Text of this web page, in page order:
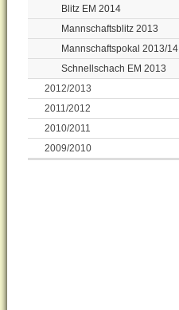
Blitz EM 2014
Mannschaftsblitz 2013
Mannschaftspokal 2013/14
Schnellschach EM 2013
2012/2013
2011/2012
2010/2011
2009/2010